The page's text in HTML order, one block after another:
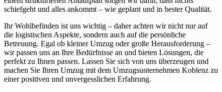
schiefgeht und alles ankommt – wie geplant und in bester Qualität.
Ihr Wohlbefinden ist uns wichtig – daher achten wir nicht nur auf
die logistischen Aspekte, sondern auch auf die persönliche
Betreuung. Egal ob kleiner Umzug oder große Herausforderung –
wir passen uns an Ihre Bedürfnisse an und bieten Lösungen, die
perfekt zu Ihnen passen. Lassen Sie sich von uns überzeugen und
machen Sie Ihren Umzug mit dem Umzugsunternehmen Koblenz zu
einer positiven und unvergesslichen Erfahrung.